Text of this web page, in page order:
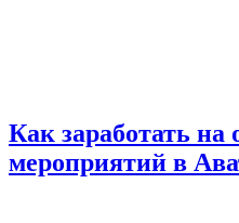
Как заработать на
мероприятий в